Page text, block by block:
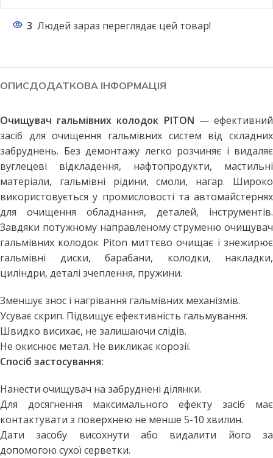
3 Людей зараз переглядає цей товар!
ОПИСДОДАТКОВА ІНФОРМАЦІЯ
Очищувач гальмівних колодок PITON — ефективний
засіб для очищення гальмівних систем від складних
забруднень. Без демонтажу легко розчиняє і видаляє
вуглецеві відкладення, нафтопродукти, мастильні
матеріали, гальмівні рідини, смоли, нагар. Широко
використовується у промисловості та автомайстернях
для очищення обладнання, деталей, інструментів.
Завдяки потужному направленому струменю очищувач
гальмівних колодок Piton миттєво очищає і знежирює
гальмівні диски, барабани, колодки, накладки,
циліндри, деталі зчеплення, пружини.
Зменшує знос і нагрівання гальмівних механізмів.
Усуває скрип. Підвищує ефективність гальмування.
Швидко висихає, не залишаючи слідів.
Не окиснює метал. Не викликає корозії.
Спосіб застосування:
Нанести очищувач на забруднені ділянки.
Для досягнення максимального ефекту засіб має
контактувати з поверхнею не менше 5-10 хвилин.
Дати засобу висохнути або видалити його за
допомогою сухої серветки.